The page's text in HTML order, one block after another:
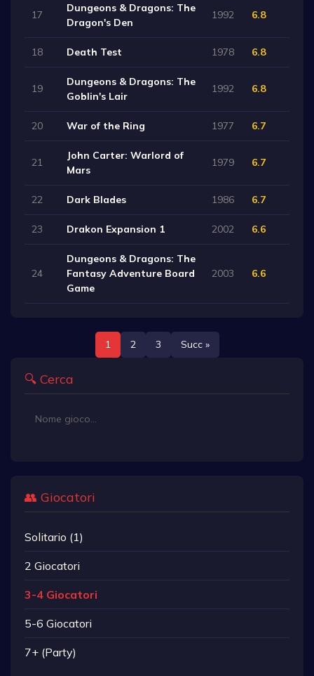
17
Dungeons & Dragons: The
Dragon's Den
1992 6.8
18 Death Test 1978 6.8
19
Dungeons & Dragons: The
Goblin's Lair
1992 6.8
20 War of the Ring 1977 6.7
21
John Carter: Warlord of
Mars
1979 6.7
22 Dark Blades 1986 6.7
23 Drakon Expansion 1 2002 6.6
24
Dungeons & Dragons: The
Fantasy Adventure Board
Game
2003 6.6
1 2 3 Succ »
🔍 Cerca
👥 Giocatori
Solitario (1)
2 Giocatori
3-4 Giocatori
5-6 Giocatori
7+ (Party)